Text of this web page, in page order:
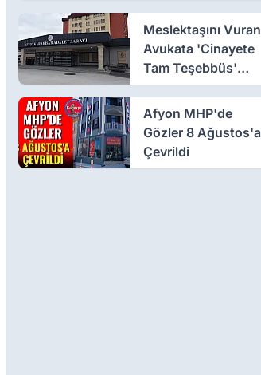
Meslektaşını Vuran
Avukata 'Cinayete
Tam Teşebbüs'
Suçlaması
Afyon MHP'de
Gözler 8 Ağustos'a
Çevrildi